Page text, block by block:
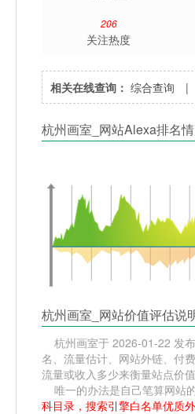
206
关注热度
相关在线查询： 综合查询
杭州画室_网站Alexa排名
杭州画室_网站价值评估说
杭州画室于 2026-01-22 发
名、流量估计、网站外链、付
流量或收入多少来衡量站点价
唯一的办法是自己笔算网站
科目录，搜索引擎白名单优质外